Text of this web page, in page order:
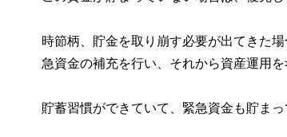
時節柄、貯金を取り崩す必要が出てきた
急資金の補充を行い、それから資産運用を
貯蓄習慣ができていて、緊急資金も貯ま